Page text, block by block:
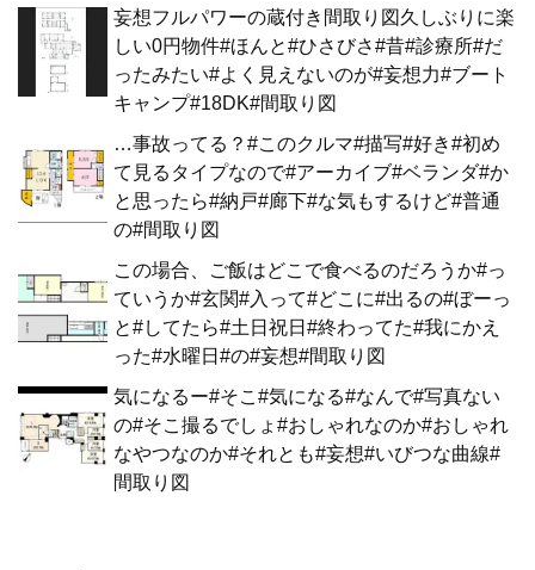
妄想フルパワーの蔵付き間取り図久しぶりに楽
しい0円物件#ほんと#ひさびさ#昔#診療所#だ
ったみたい#よく見えないのが#妄想力#ブート
キャンプ#18DK#間取り図
…事故ってる？#このクルマ#描写#好き#初め
て見るタイプなので#アーカイブ#ベランダ#か
と思ったら#納戸#廊下#な気もするけど#普通
の#間取り図
この場合、ご飯はどこで食べるのだろうか#っ
ていうか#玄関#入って#どこに#出るの#ぼーっ
と#してたら#土日祝日#終わってた#我にかえ
った#水曜日#の#妄想#間取り図
気になるー#そこ#気になる#なんで#写真ない
の#そこ撮るでしょ#おしゃれなのか#おしゃれ
なやつなのか#それとも#妄想#いびつな曲線#
間取り図